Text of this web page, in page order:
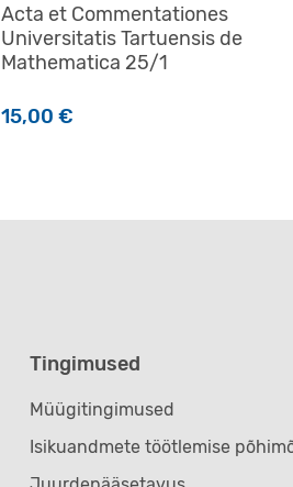
Acta et Commentationes
Universitatis Tartuensis de
Mathematica 25/1
15,00 €
Tingimused
Müügitingimused
Isikuandmete töötlemise